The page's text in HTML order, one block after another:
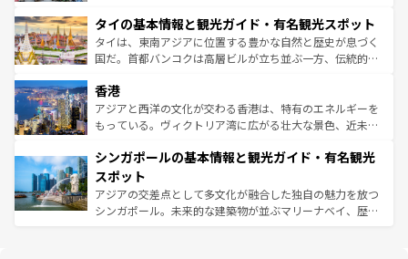
リティに包まれながら、韓国の多彩な魅力を心ゆくまで味
わってみてほしい。 なお、新着の韓国情報はコンテンツ一
覧を参照してほしい。
急速な発展と共に伝統が息づく。ハノイの古い町並みやホ
ーチミン市のフランス統治時代の建物も、独特の雰囲気を
醸し出している。また、バラエティの豊かさとおいしさで
とつ。フォーやバインミー、ベトナムコーヒーなどは、ぜ
ひ現地で味わいたい。どの地域を訪れてもあたたかい人々
が旅行者を迎えてくれるので、きっと忘れられない旅にな
参照してほしい。
タイの基本情報と観光ガイド・有名観光スポット
タイは、東南アジアに位置する豊かな自然と歴史が息づく
国だ。首都バンコクは高層ビルが立ち並ぶ一方、伝統的な
の活気が交差している。北部ではチェンマイなどの山岳地
帯で自然と触れ合い、南部ではプーケットやクラビの美し
いビーチでリゾート気分を楽しむことができる。タイ料理
激する。気候は一年中温暖で、どの季節にも異なる楽しみ
が待っている。親しみやすいタイの人々、仏教を中心とし
た文化、そして多様な観光資源が、訪れる旅人を魅了し続
ける。 なお、新着のタイ情報はコンテンツ一覧を参照して
香港
アジアと西洋の文化が交わる香港は、特有のエネルギーを
もっている。ヴィクトリア湾に広がる壮大な景色、近未来
み、どこを訪れても感動するはず。観光スポットが密集し
ており、効率よく見どころを回れるのも魅力。息をのむよ
うな絶景から文化的な体験まで、香港を存分に楽しみ尽く
そう。 なお、新着の香港情報はコンテンツ一覧を参照して
シンガポールの基本情報と観光ガイド・有名観光
スポット
アジアの交差点として多文化が融合した独自の魅力を放つ
シンガポール。未来的な建築物が並ぶマリーナベイ、歴史